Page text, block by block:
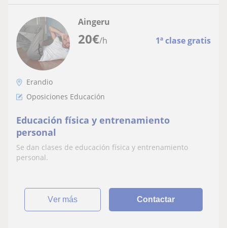
20€/h 1ª clase gratis
Aingeru
Erandio
Oposiciones Educación
Educación física y entrenamiento
personal
Se dan clases de educación física y entrenamiento
personal.
ver más Contactar